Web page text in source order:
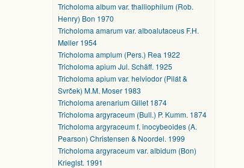
Tricholoma album var. thalliophilum (Rob.
Henry) Bon 1970
Tricholoma amarum var. alboalutaceus F.H.
Møller 1954
Tricholoma amplum (Pers.) Rea 1922
Tricholoma apium Jul. Schäff. 1925
Tricholoma apium var. helviodor (Pilát &
Svrček) M.M. Moser 1983
Tricholoma arenarium Gillet 1874
Tricholoma argyraceum (Bull.) P. Kumm. 1874
Tricholoma argyraceum f. inocybeoides (A.
Pearson) Christensen & Noordel. 1999
Tricholoma argyraceum var. albidum (Bon)
Krieglst. 1991